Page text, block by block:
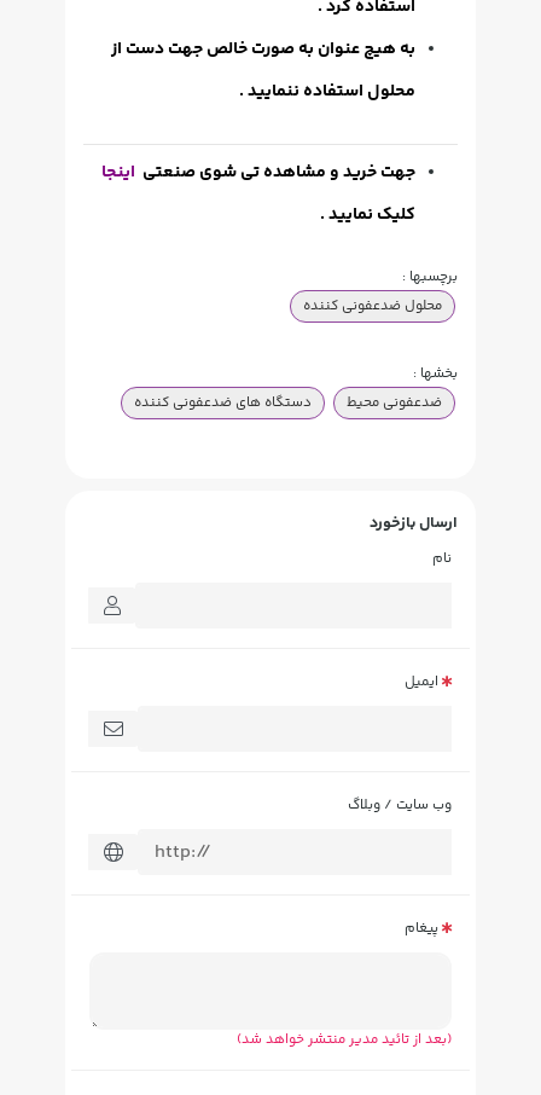
استفاده کرد .
به هیچ عنوان به صورت خالص جهت دست از
محلول استفاده ننمایید .
جهت خرید و مشاهده تی شوی صنعتی اینجا
کلیک نمایید .
برچسبها :
محلول ضدعفونی کننده
بخشها :
ضدعفونی محیط
دستگاه های ضدعفونی کننده
ارسال بازخورد
نام
ایمیل
وب سایت / وبلاگ
پیغام
(بعد از تائید مدیر منتشر خواهد شد)